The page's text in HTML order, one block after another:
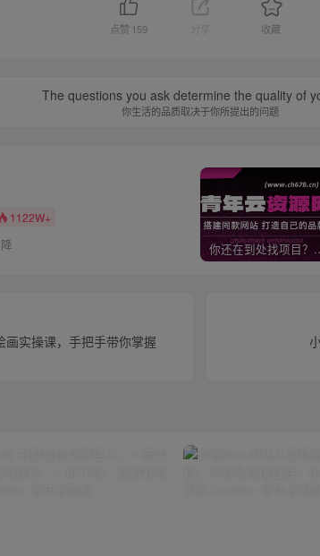
点赞 159 收藏
The questions you ask determine the quality of
你生活的品质取决于你所提出的问题
1122W+
你还在到处找项目？还在当韭
实操课，手把手带你掌握